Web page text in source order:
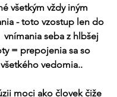
všetkým vždy iným
- toto vzostup len do
vnímania seba z hlbšej
= prepojenia sa so
vedomia..
moci ako človek čiže